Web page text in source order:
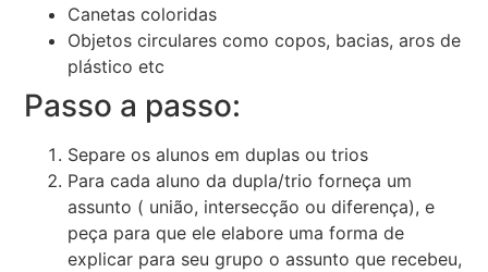
Canetas coloridas
Objetos circulares como copos, bacias, aros de
plástico etc
Passo a passo:
Separe os alunos em duplas ou trios
Para cada aluno da dupla/trio forneça um
assunto ( união, intersecção ou diferença), e
peça para que ele elabore uma forma de
explicar para seu grupo o assunto que recebeu,